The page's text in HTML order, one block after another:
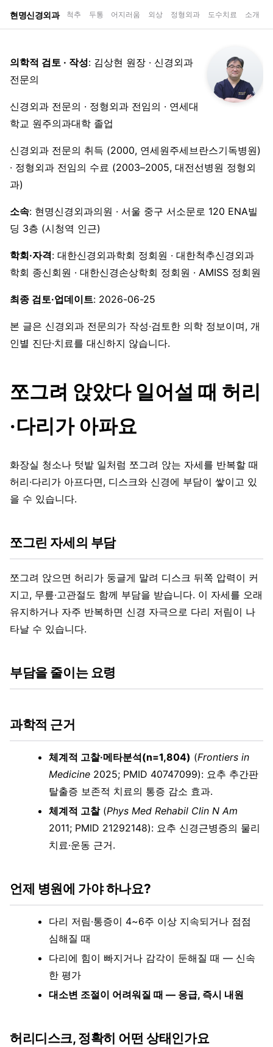
현명신경외과 척추 두통 어지러움 외상 정형외과 도수치료 소개
의학적 검토 · 작성: 김상현 원장 · 신경외과
전문의
신경외과 전문의 · 정형외과 전임의 · 연세대
학교 원주의과대학 졸업
신경외과 전문의 취득 (2000, 연세원주세브란스기독병원)
· 정형외과 전임의 수료 (2003–2005, 대전선병원 정형외
과)
소속: 현명신경외과의원 · 서울 중구 서소문로 120 ENA빌
딩 3층 (시청역 인근)
학회·자격: 대한신경외과학회 정회원 · 대한척추신경외과
학회 종신회원 · 대한신경손상학회 정회원 · AMISS 정회원
최종 검토·업데이트: 2026-06-25
본 글은 신경외과 전문의가 작성·검토한 의학 정보이며, 개
인별 진단·치료를 대신하지 않습니다.
쪼그려 앉았다 일어설 때 허리
·다리가 아파요
화장실 청소나 텃밭 일처럼 쪼그려 앉는 자세를 반복할 때
허리·다리가 아프다면, 디스크와 신경에 부담이 쌓이고 있
을 수 있습니다.
쪼그린 자세의 부담
쪼그려 앉으면 허리가 둥글게 말려 디스크 뒤쪽 압력이 커
지고, 무릎·고관절도 함께 부담을 받습니다. 이 자세를 오래
유지하거나 자주 반복하면 신경 자극으로 다리 저림이 나
타날 수 있습니다.
부담을 줄이는 요령
과학적 근거
체계적 고찰·메타분석(n=1,804) (Frontiers in
Medicine 2025; PMID 40747099): 요추 추간판
탈출증 보존적 치료의 통증 감소 효과.
체계적 고찰(Phys Med Rehabil Clin N Am
2011; PMID 21292148): 요추 신경근병증의 물리
치료·운동 근거.
언제 병원에 가야 하나요?
다리 저림·통증이 4~6주 이상 지속되거나 점점
심해질 때
다리에 힘이 빠지거나 감각이 둔해질 때 — 신속
한 평가
대소변 조절이 어려워질 때 — 응급, 즉시 내원
허리디스크, 정확히 어떤 상태인가요